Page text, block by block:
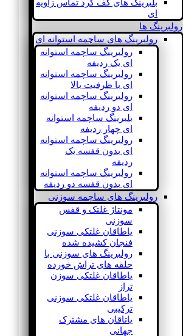
بلبرینگ های کف گرد تماس زاویه
ای
رولبرینگ ها
رولبرینگ های ساچمه استوانه ای
رولبرینگ ساچمه استوانه
ای یک ردیفه
رولبرینگ ساچمه استوانه
ای با ظرفیت بالا
رولبرینگ ساچمه استوانه
ای دو ردیفه
بلبرینگ ساچمه استوانه
ای چهار ردیفه
رولبرینگ ساچمه استوانه
ای بدون قفسه یک
ردیفه
رولبرینگ ساچمه استوانه
ای بدون قفسه دو ردیفه
رولبرینگ های ساچمه سوزنی
مونتاژ غلتک و قفس
سوزنی
یاطاقان غلتکی سوزنی
فنجان کشیده شده
رولبرینگ های سوزنی با
حلقه های تراش خورده
یاطاقان غلتکی سوزن
تراز
یاطاقان غلتکی سوزنی
ترکیبی
یاتاقان های مشترک
جهانی